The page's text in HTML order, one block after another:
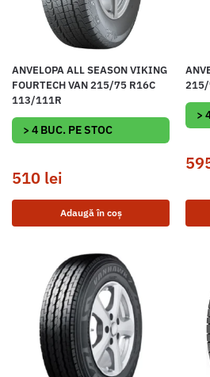
ANVELOPA ALL SEASON VIKING
FOURTECH VAN 215/75 R16C
113/111R
> 4 BUC. PE STOC
510 lei
Adaugă în coș
215/
>